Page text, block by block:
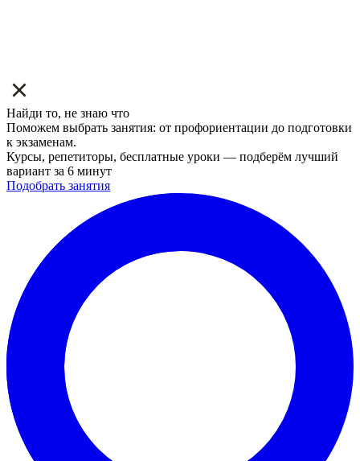
Найди то, не знаю что
Поможем выбрать занятия: от профориентации до подготовки
к экзаменам.
Курсы, репетиторы, бесплатные уроки — подберём лучший
вариант за 6 минут
Подобрать занятия